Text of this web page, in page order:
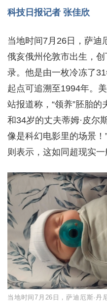
科技日报记者 张佳欣
当地时间7月26日，萨迪
俄亥俄州伦敦市出生，
录。他是由一枚冷冻了
起点可追溯至1994年。
站报道称，“领养”胚胎
和34岁的丈夫蒂姆·皮尔
像是科幻电影里的场景
则表示，这如同超现实一
当地时间7月26日，萨迪厄斯·丹